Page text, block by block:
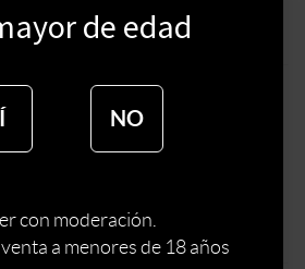
AÑADIR AL CARRITO
de edad
NO
con moderación.
a menores de 18 años